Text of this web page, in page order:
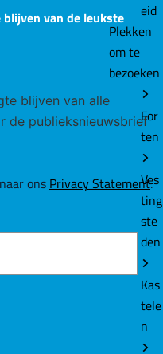
eid
Plekken
om te
bezoeken
For
ten
Ves
ting
ste
den
Kas
tele
n
van de leukste
blijven van alle
de publieksnieuwsbrief
ons Privacy Statement.